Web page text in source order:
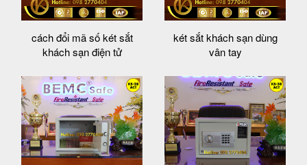
cách đổi mã số két sắt
khách sạn điện tử
két sắt khách sạn dùng
vân tay